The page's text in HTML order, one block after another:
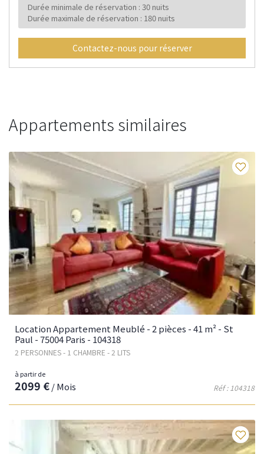
Durée minimale de réservation : 30 nuits
Durée maximale de réservation : 180 nuits
Contactez-nous pour réserver
Appartements similaires
Location Appartement Meublé - 2 pièces - 41 m² - St
Paul - 75004 Paris - 104318
2 PERSONNES - 1 CHAMBRE - 2 LITS
Réf : 104318
à partir de
2099 €/ Mois